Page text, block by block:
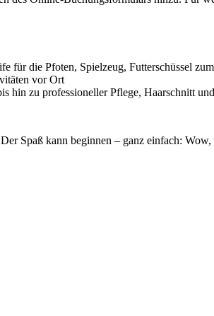
für die Pfoten, Spielzeug, Futterschüssel
vor Ort
hin zu professioneller Pflege, Haarschnitt
Spaß kann beginnen – ganz einfach: